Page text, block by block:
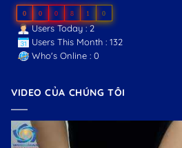
0 0 0 8 1 0
Users Today : 2
Users This Month : 132
Who's Online : 0
VIDEO CỦA CHÚNG TÔI